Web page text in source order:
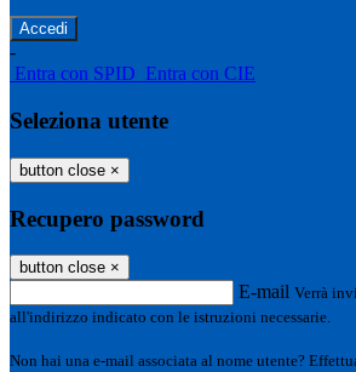
-
Entra con SPID Entra con CIE
Seleziona utente
button close ×
Recupero password
button close ×
E-mail Verrà
all'indirizzo indicato con le istruzioni necessarie.
Non hai una e-mail associata al nome utente?